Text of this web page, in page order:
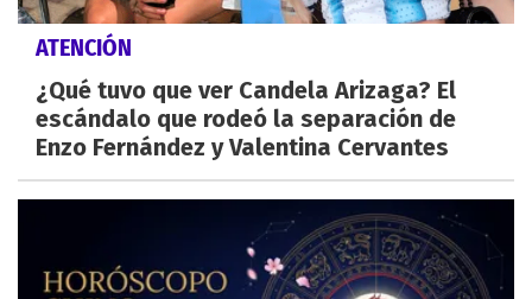
ATENCIÓN
¿Qué tuvo que ver Candela Arizaga? El
escándalo que rodeó la separación de
Enzo Fernández y Valentina Cervantes